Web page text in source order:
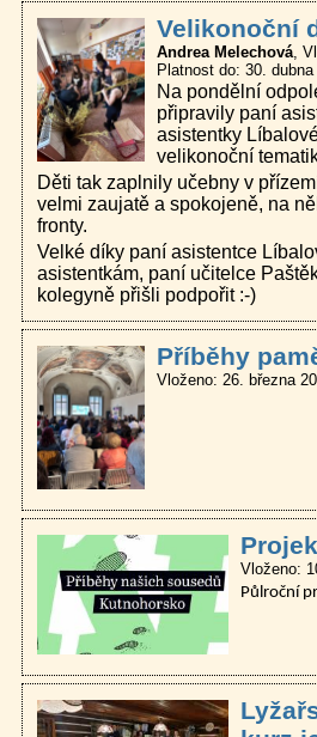
Velikonoční
Andrea Melechová
Platnost do: 30.
Na pondělní
připravily paní
asistentky
velikonoční
Děti tak zaplnily učebny v
velmi zaujatě a spokojeně, na
fronty.
Velké díky paní asistentce
asistentkám, paní učitelce
kolegyně přišli podpořit :-)
Příběhy
Vloženo: 26. března
Vloženo:
Půlroční